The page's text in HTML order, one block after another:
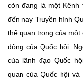
còn đang là một Kênh
đến nay Truyền hình
thế quan trọng của một
động của Quốc hội.
của lãnh đạo Quốc
quan của Quốc hội và